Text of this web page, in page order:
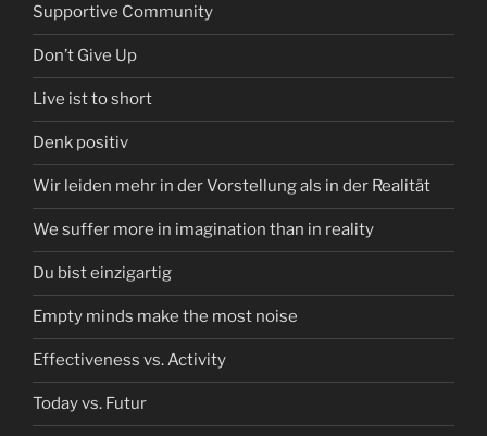
Supportive Community
Don’t Give Up
Live ist to short
Denk positiv
Wir leiden mehr in der Vorstellung als in der Realität
We suffer more in imagination than in reality
Du bist einzigartig
Empty minds make the most noise
Effectiveness vs. Activity
Today vs. Futur